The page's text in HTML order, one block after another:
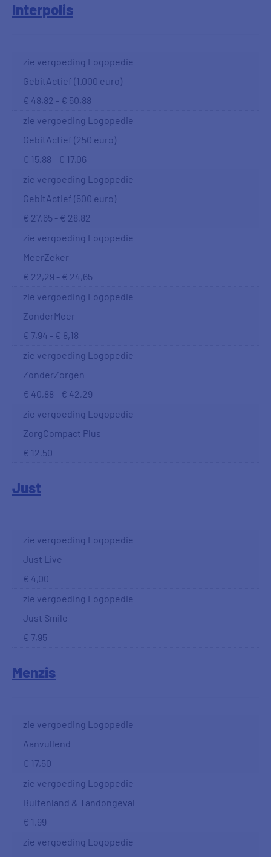
Interpolis
zie vergoeding Logopedie
GebitActief (1.000 euro)
€ 48,82 - € 50,88
zie vergoeding Logopedie
GebitActief (250 euro)
€ 15,88 - € 17,06
zie vergoeding Logopedie
GebitActief (500 euro)
€ 27,65 - € 28,82
zie vergoeding Logopedie
MeerZeker
€ 22,29 - € 24,65
zie vergoeding Logopedie
ZonderMeer
€ 7,94 - € 8,18
zie vergoeding Logopedie
ZonderZorgen
€ 40,88 - € 42,29
zie vergoeding Logopedie
ZorgCompact Plus
€ 12,50
Just
zie vergoeding Logopedie
Just Live
€ 4,00
zie vergoeding Logopedie
Just Smile
€ 7,95
Menzis
zie vergoeding Logopedie
Aanvullend
€ 17,50
zie vergoeding Logopedie
Buitenland & Tandongeval
€ 1,99
zie vergoeding Logopedie